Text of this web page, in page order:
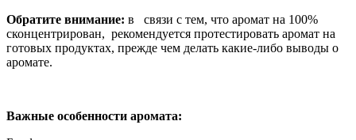
Обратите внимание: в связи с тем, что аромат на 100%
сконцентрирован, рекомендуется протестировать аромат на
готовых продуктах, прежде чем делать какие-либо выводы о
аромате.
Важные особенности аромата: